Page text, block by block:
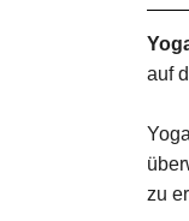
auf
zu